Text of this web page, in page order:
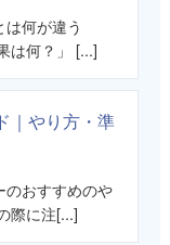
は何が違う
は何？」 [...]
｜やり方・準
のおすすめのや
際に注[...]